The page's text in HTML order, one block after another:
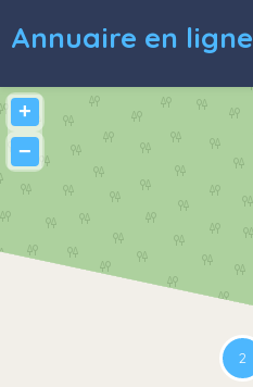
Annuaire en ligne
+
−